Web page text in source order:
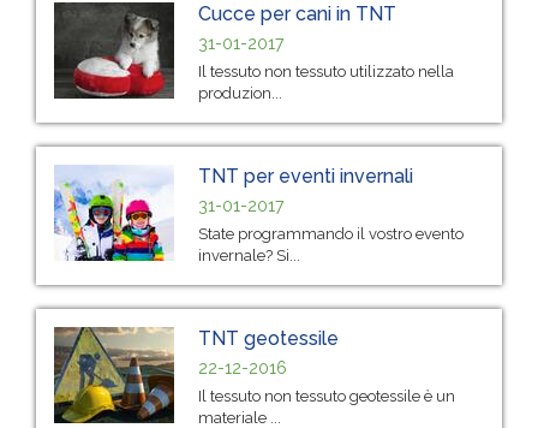
Cucce per cani in TNT
31-01-2017
Il tessuto non tessuto utilizzato nella
produzion...
TNT per eventi invernali
31-01-2017
State programmando il vostro evento
invernale? Si...
TNT geotessile
22-12-2016
Il tessuto non tessuto geotessile è un
materiale ...